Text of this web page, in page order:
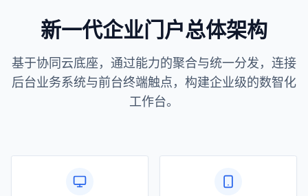
新一代企业门户总体架构
基于协同云底座，通过能力的聚合与统一分发，连接
后台业务系统与前台终端触点，构建企业级的数智化
工作台。